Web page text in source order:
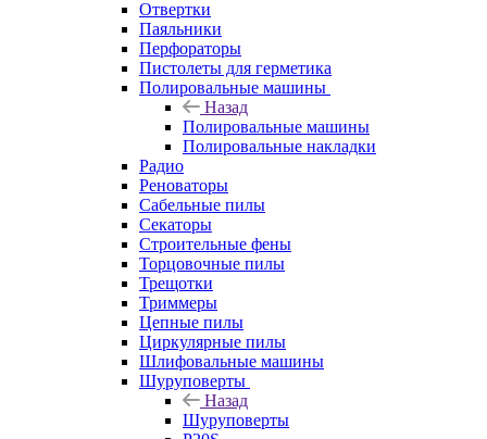
Отвертки
Паяльники
Перфораторы
Пистолеты для герметика
Полировальные машины
Назад
Полировальные машины
Полировальные накладки
Радио
Реноваторы
Сабельные пилы
Секаторы
Строительные фены
Торцовочные пилы
Трещотки
Триммеры
Цепные пилы
Циркулярные пилы
Шлифовальные машины
Шуруповерты
Назад
Шуруповерты